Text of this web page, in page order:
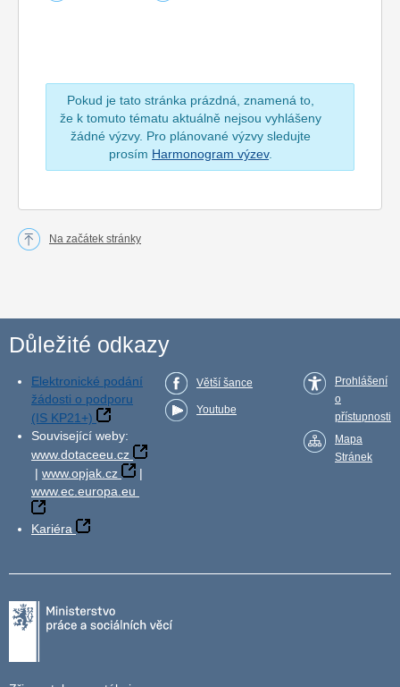
Pokud je tato stránka prázdná, znamená to,
že k tomuto tématu aktuálně nejsou vyhlášeny
žádné výzvy. Pro plánované výzvy sledujte
prosím Harmonogram výzev.
Na začátek stránky
Důležité odkazy
Elektronické podání
žádosti o podporu
(IS KP21+)
Související weby:
www.dotaceeu.cz
| www.opjak.cz
|
www.ec.europa.eu
Kariéra
Větší šance
Youtube
Prohlášení
o
přístupnosti
Mapa
Stránek